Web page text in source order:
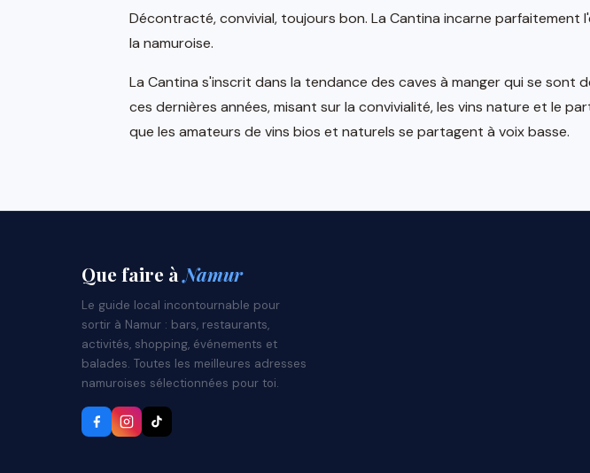
Décontracté, convivial, toujours bon. La Cantina incarne parfaitement
la namuroise.
La Cantina s'inscrit dans la tendance des caves à manger qui se sont
ces dernières années, misant sur la convivialité, les vins nature et le
que les amateurs de vins bios et naturels se partagent à voix basse.
Que faire àNamur
Le guide local incontournable pour
sortir à Namur : bars, restaurants,
activités, shopping, événements et
balades. Toutes les meilleures adresses
namuroises sélectionnées pour toi.